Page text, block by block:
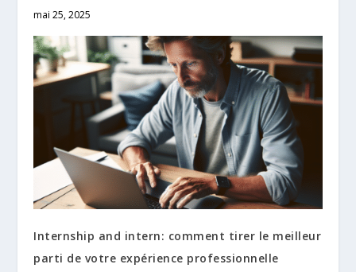
mai 25, 2025
Internship and intern: comment tirer le meilleur
parti de votre expérience professionnelle